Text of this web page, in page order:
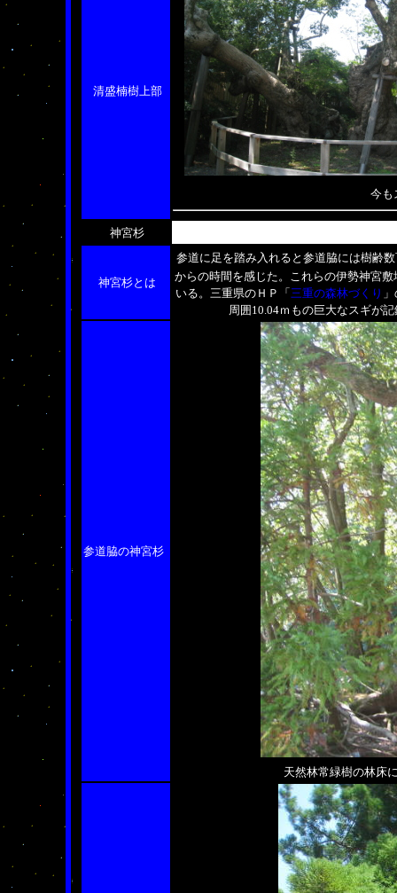
清盛楠樹上部
今も
神宮杉
神宮杉とは
参道に足を踏み入れると参道脇には樹齢
からの時間を感じた。これらの伊勢神宮
いる。 三重県のＨＰ「 三重の森林づくり
周囲10.04ｍもの巨大なスギが
参道脇の神宮杉
天然林常緑樹の林床